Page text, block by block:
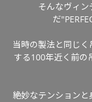
そんなヴィ
だ
当時の製法と同じ
する100年近く前の
絶妙なテンション